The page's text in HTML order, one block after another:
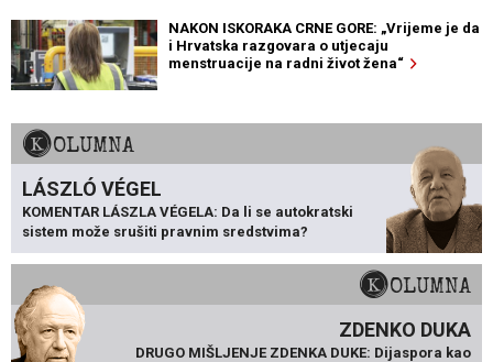
NAKON ISKORAKA CRNE GORE: „Vrijeme je da
i Hrvatska razgovara o utjecaju
menstruacije na radni život žena“
KOLUMNA
LÁSZLÓ VÉGEL
KOMENTAR LÁSZLA VÉGELA: Da li se autokratski
sistem može srušiti pravnim sredstvima?
KOLUMNA
ZDENKO DUKA
DRUGO MIŠLJENJE ZDENKA DUKE: Dijaspora kao